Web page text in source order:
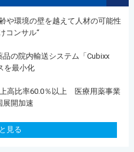
や環境の壁を越えて人材の可能性
コンサル“
の院内輸送システム「Cubixx
を最小化
高比率60.0％以上 医療用薬事業
展開加速
見る